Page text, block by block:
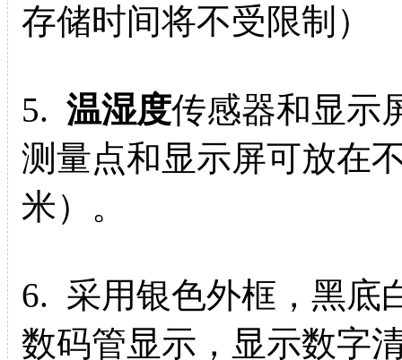
存储时间将不受限制）
5. 温湿度传感器和显示
测量点和显示屏可放在
米）。
6. 采用银色外框，黑底
数码管显示，显示数字